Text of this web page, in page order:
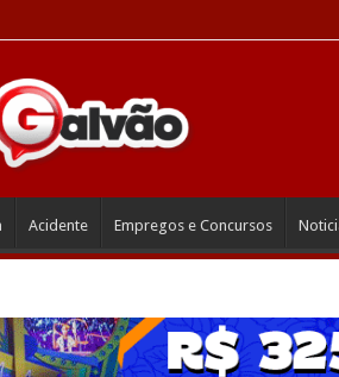
Acidente Empregos e Concursos